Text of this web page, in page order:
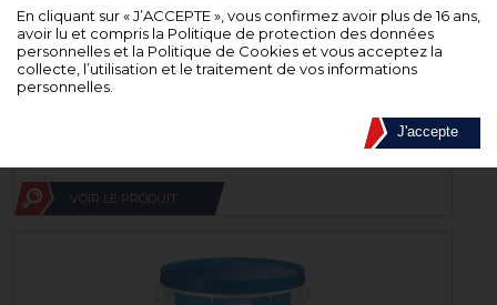
En cliquant sur « J’ACCEPTE », vous confirmez avoir plus de 16 ans,
avoir lu et compris la Politique de protection des données
personnelles et la Politique de Cookies et vous acceptez la
collecte, l’utilisation et le traitement de vos informations
personnelles.
J'accepte
VOIR LE PRODUIT